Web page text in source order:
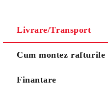
Livrare/Transport
Cum montez rafturile
Finantare